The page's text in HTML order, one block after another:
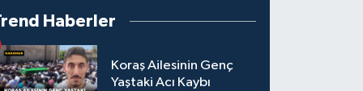
Haberler
Koraş Ailesinin Genç
Yaştaki Acı Kaybı